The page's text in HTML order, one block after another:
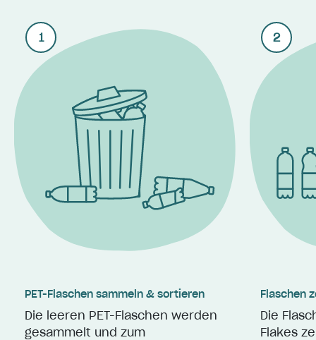
1
PET-Flaschen sammeln & sortieren
Die leeren PET-Flaschen werden
gesammelt und zum
2
Flaschen
Die
Flakes